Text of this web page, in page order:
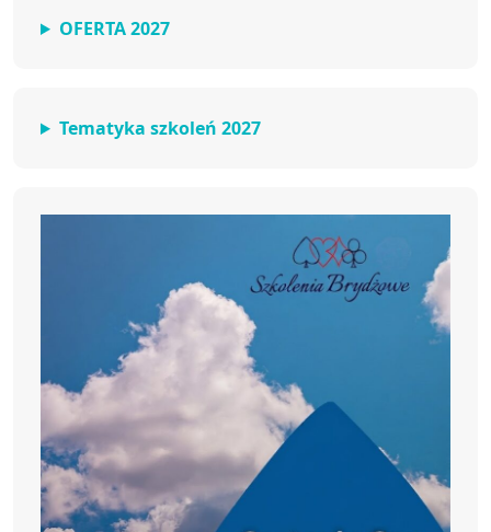
OFERTA 2027
Tematyka szkoleń 2027